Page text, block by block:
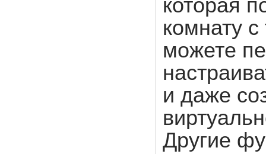
которая
комнату
можете
и даже
Другие